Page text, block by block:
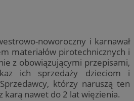
noworoczny i karnawał
materiałów pirotechnicznych i
z obowiązującymi przepisami,
ich sprzedaży dzieciom i
którzy naruszą ten
karą nawet do 2 lat więzienia.